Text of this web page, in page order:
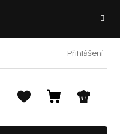
Přihlášení
NÁKUPNÍ